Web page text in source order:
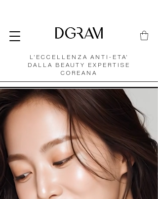
L'ECCELLENZA ANTI-ETA'
DALLA BEAUTY EXPERTISE
COREANA